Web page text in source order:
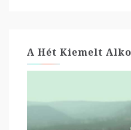
A Hét Kiemelt